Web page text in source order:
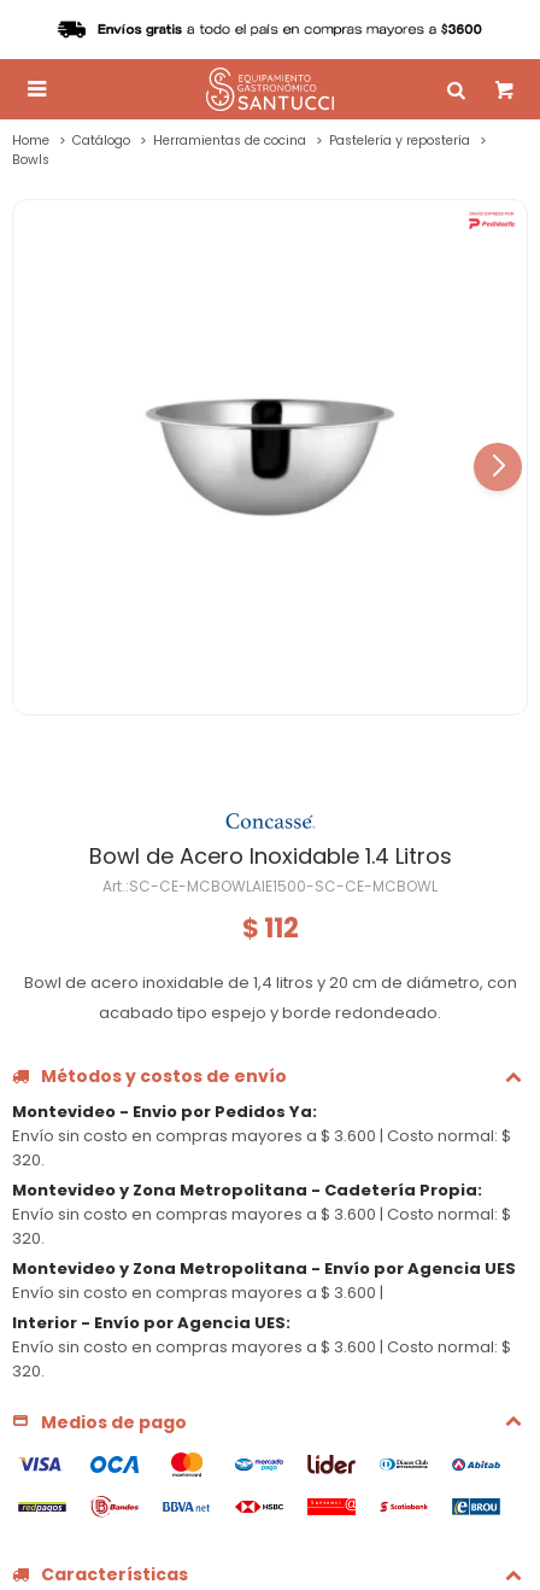

Home Catálogo Herramientas de cocina
Pastelería y repostería
Bowls
Bowl de Acero Inoxidable 1.4 Litros
SC-CE-MCBOWLAIE1500-SC-CE-MCBOWL
$ 112
Bowl de acero inoxidable de 1,4 litros y 20 cm de diámetro, con
acabado tipo espejo y borde redondeado.
Métodos y costos de envío
Montevideo - Envio por Pedidos Ya:
Envío sin costo en compras mayores a $ 3.600 | Costo normal: $
320.
Montevideo y Zona Metropolitana - Cadetería Propia:
Envío sin costo en compras mayores a $ 3.600 | Costo normal: $
320.
Montevideo y Zona Metropolitana - Envío por Agencia UES
Envío sin costo en compras mayores a $ 3.600 |
Interior - Envío por Agencia UES:
Envío sin costo en compras mayores a $ 3.600 | Costo normal: $
320.
Medios de pago
Características